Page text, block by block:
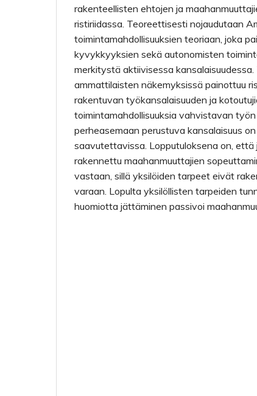
rakenteellisten ehtojen ja
ristiriidassa. Teoreettisesti nojaudutaan
toimintamahdollisuuksien teoriaan, joka
kyvykkyyksien sekä autonomisten
merkitystä aktiivisessa
ammattilaisten näkemyksissä painottuu
rakentuvan työkansalaisuuden ja
toimintamahdollisuuksia vahvistavan
perheasemaan perustuva kansalaisuus
saavutettavissa. Lopputuloksena on, että
rakennettu maahanmuuttajien
vastaan, sillä yksilöiden tarpeet eivät
varaan. Lopulta yksilöllisten tarpeiden
huomiotta jättäminen passivoi